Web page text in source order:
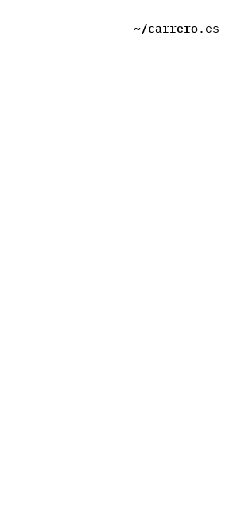
~/carrero.es